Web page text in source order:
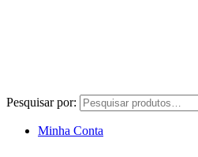
Pesquisar por:
Minha Conta